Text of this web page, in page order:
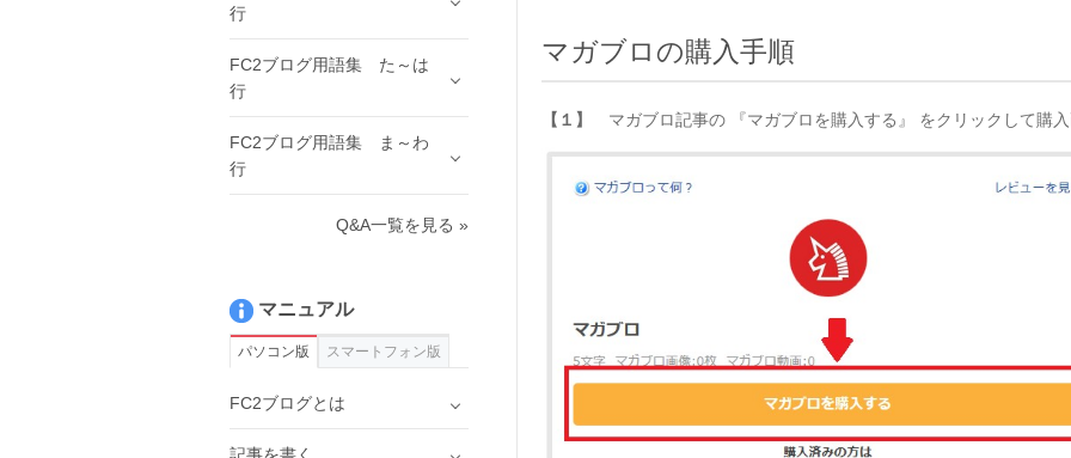
マガブロの購入手順
【１】 マガブロ記事の 『マガブロを購入する』 をクリックして購入
行
FC2ブログ用語集 た～は
行
FC2ブログ用語集 ま～わ
行
Q&A一覧を見る »
マニュアル
パソコン版 スマートフォン版
FC2ブログとは